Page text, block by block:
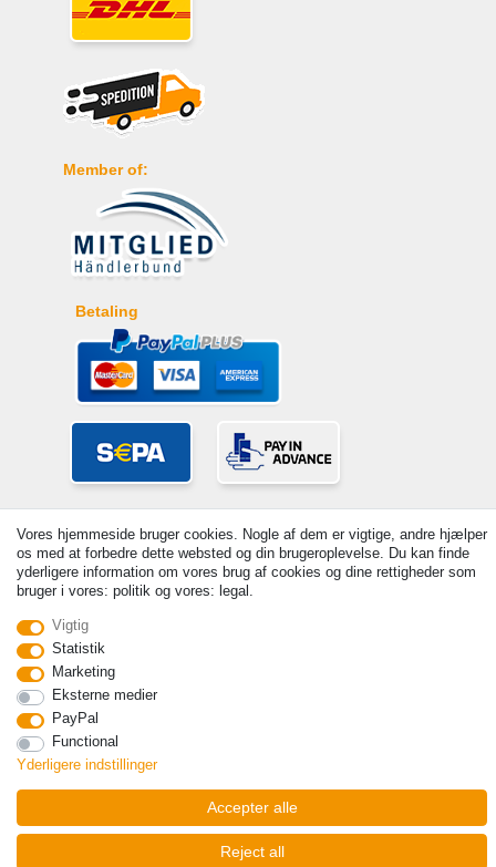
Member of:
Betaling
VAT Basic prices see article detail | * Applies to deliveries to the UK!
Withdraw from contract here
Vores hjemmeside bruger cookies. Nogle af dem er vigtige, andre hjælper
os med at forbedre dette websted og din brugeroplevelse. Du kan finde
yderligere information om vores brug af cookies og dine rettigheder som
bruger i vores: politik og vores: legal.
Vigtig
Statistik
Marketing
Eksterne medier
PayPal
Functional
Yderligere indstillinger
Accepter alle
Reject all